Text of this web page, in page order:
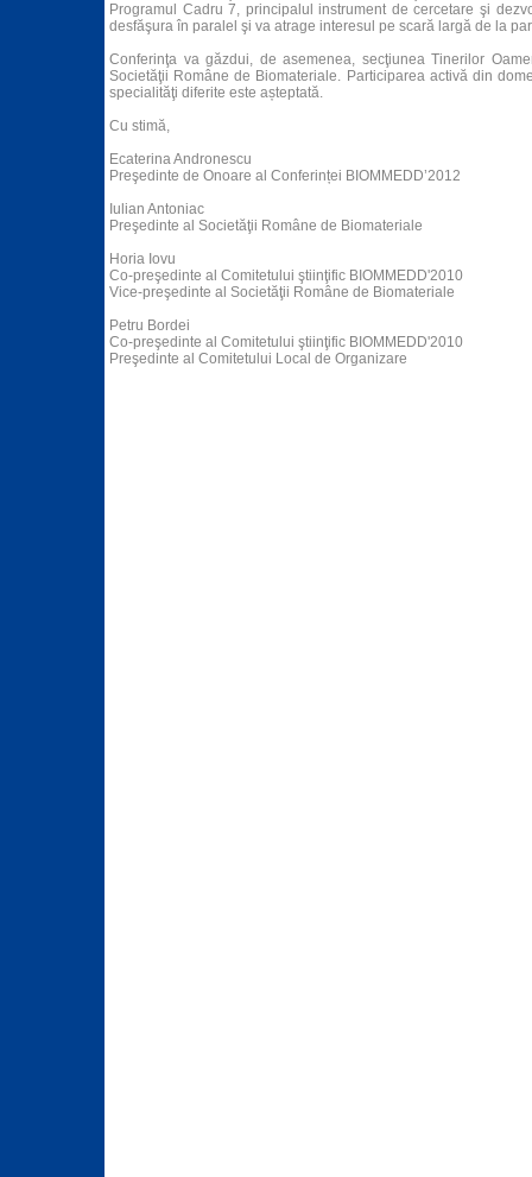
Programul Cadru 7, principalul instrument de cercetare şi
desfăşura în paralel şi va atrage interesul pe scară largă de la
Conferinţa va găzdui, de asemenea, secţiunea Tinerilor
Societăţii Române de Biomateriale. Participarea activă din
specialităţi diferite este așteptată.
Cu stimă,
Ecaterina Andronescu
Preşedinte de Onoare al Conferinței BIOMMEDD’2012
Iulian Antoniac
Preşedinte al Societăţii Române de Biomateriale
Horia Iovu
Co-preşedinte al Comitetului ştiinţific BIOMMEDD'2010
Vice-preşedinte al Societăţii Române de Biomateriale
Petru Bordei
Co-preşedinte al Comitetului ştiinţific BIOMMEDD'2010
Preşedinte al Comitetului Local de Organizare